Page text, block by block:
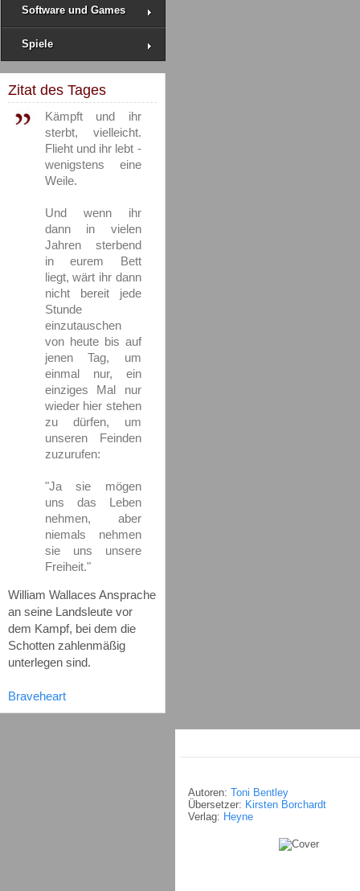
Software und Games
Spiele
Zitat des Tages
Kämpft und ihr
sterbt, vielleicht.
Flieht und ihr lebt -
wenigstens eine
Weile.
Und wenn ihr
dann in vielen
Jahren sterbend
in eurem Bett
liegt, wärt ihr dann
nicht bereit jede
Stunde
einzutauschen
von heute bis auf
jenen Tag, um
einmal nur, ein
einziges Mal nur
wieder hier stehen
zu dürfen, um
unseren Feinden
zuzurufen:
"Ja sie mögen
uns das Leben
nehmen, aber
niemals nehmen
sie uns unsere
Freiheit."
William Wallaces Ansprache
an seine Landsleute vor
dem Kampf, bei dem die
Schotten zahlenmäßig
unterlegen sind.
Braveheart
Autoren: Toni Bentley
Übersetzer: Kirsten Borchardt
Verlag: Heyne